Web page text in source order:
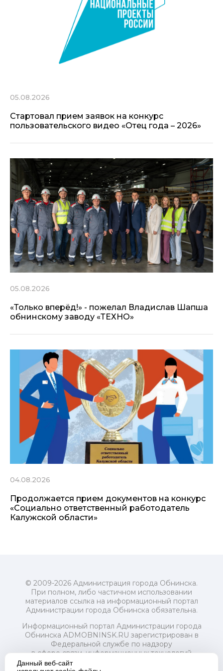
05.08.2026
Стартовал прием заявок на конкурс
пользовательского видео «Отец года – 2026»
05.08.2026
«Только вперёд!» - пожелал Владислав Шапша
обнинскому заводу «ТЕХНО»
04.08.2026
Продолжается прием документов на конкурс
«Социально ответственный работодатель
Калужской области»
© 2009-2026 Администрация города Обнинска.
При полном, либо частичном использовании
материалов ссылка на информационный портал
Администрации города Обнинска обязательна.
Информационный портал Администрации города
Обнинска ADMOBNINSK.RU зарегистрирован в
Федеральной службе по надзору
в сфере связи, информационных технологий
и массовых коммуникаций (Роскомнадзор) 24 июля
Данный веб-сайт